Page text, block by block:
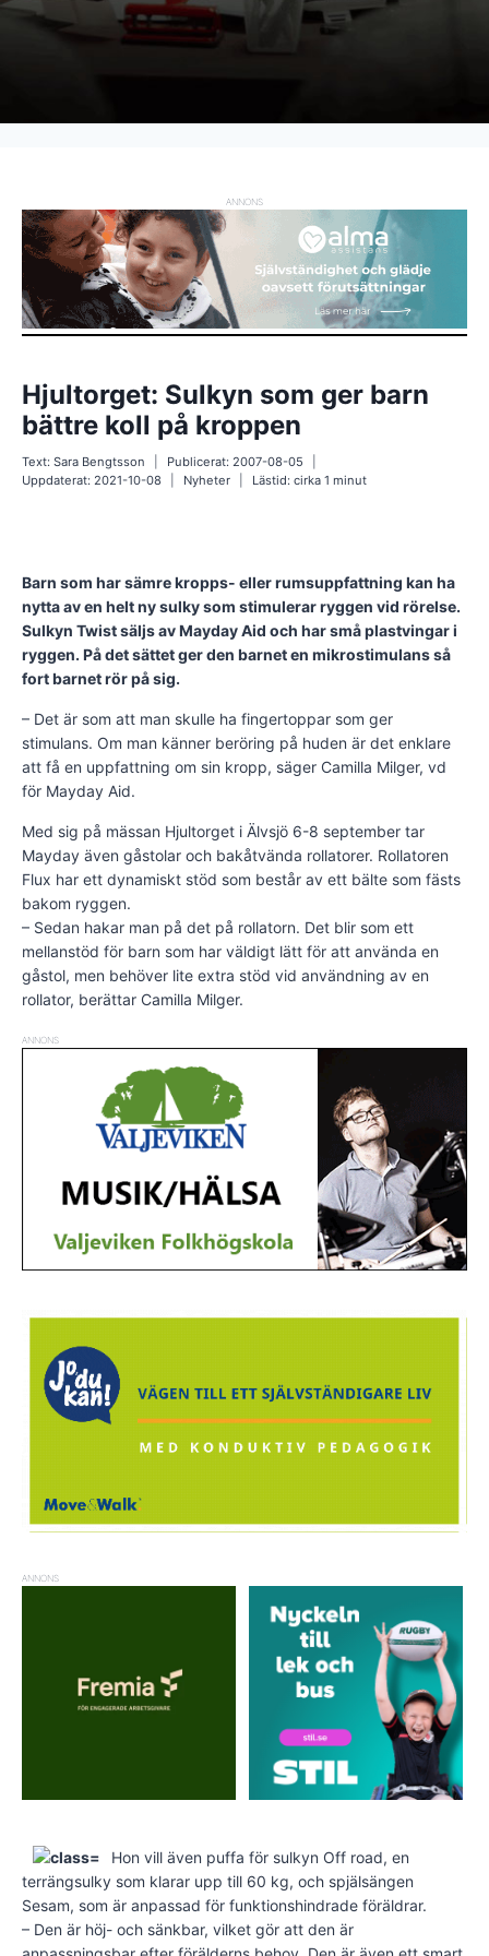
ANNONS
Hjultorget: Sulkyn som ger barn
bättre koll på kroppen
Text: Sara Bengtsson Publicerat: 2007-08-05
Uppdaterat: 2021-10-08 Nyheter Lästid: cirka1minut
Barn som har sämre kropps- eller rumsuppfattning kan ha
nytta av en helt ny sulky som stimulerar ryggen vid rörelse.
Sulkyn Twist säljs av Mayday Aid och har små plastvingar i
ryggen. På det sättet ger den barnet en mikrostimulans så
fort barnet rör på sig.
– Det är som att man skulle ha fingertoppar som ger
stimulans. Om man känner beröring på huden är det enklare
att få en uppfattning om sin kropp, säger Camilla Milger, vd
för Mayday Aid.
Med sig på mässan Hjultorget i Älvsjö 6-8 september tar
Mayday även gåstolar och bakåtvända rollatorer. Rollatoren
Flux har ett dynamiskt stöd som består av ett bälte som fästs
bakom ryggen.
– Sedan hakar man på det på rollatorn. Det blir som ett
mellanstöd för barn som har väldigt lätt för att använda en
gåstol, men behöver lite extra stöd vid användning av en
rollator, berättar Camilla Milger.
ANNONS
ANNONS
Hon vill även puffa för sulkyn Off road, en
terrängsulky som klarar upp till 60 kg, och spjälsängen
Sesam, som är anpassad för funktionshindrade föräldrar.
– Den är höj- och sänkbar, vilket gör att den är